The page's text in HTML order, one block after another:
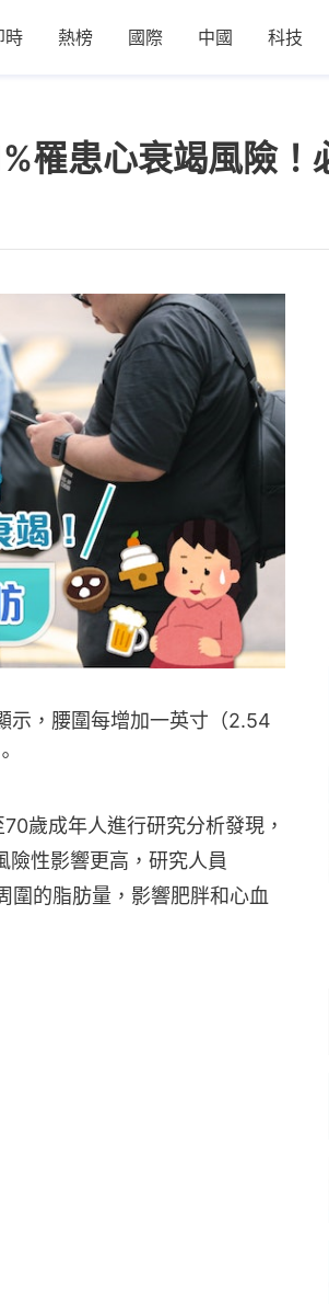
時 熱榜 國際 中國 科技
罹患心衰竭風險
示，腰圍每增加一英寸（2.54
歲成年人進行研究分析發現，
險性影響更高，研究人員
的脂肪量，影響肥胖和心血